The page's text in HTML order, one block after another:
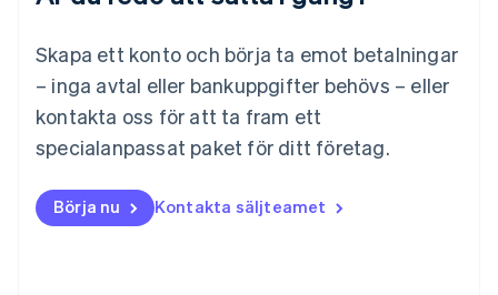
Skapa ett konto och börja ta emot betalningar
– inga avtal eller bankuppgifter behövs – eller
kontakta oss för att ta fram ett
specialanpassat paket för ditt företag.
Börja nu Kontakta säljteamet
English
Mexiko
Nederländerna
NederlandsEnglish
English
Nya Zeeland